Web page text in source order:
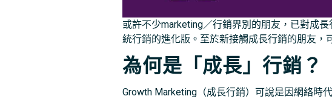
或許不少marketing／行銷界別的朋友，已對成
統行銷的進化版。至於新接觸成長行銷的朋友，
為何是「成長」行銷？
Growth Marketing（成長行銷）可說是因網絡時